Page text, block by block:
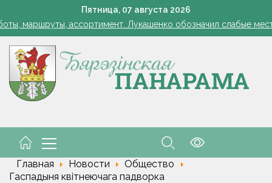
Пятница, 07 августа 2026
Лукашенко: я борюсь не за колхозы или совхозы - я борюсь
маршруты, ассортимент. Лукашенко обозначил слабые
1 стакан в ведро — тля и плодожорка бегут: Августовская
и средний бизнес приглашают к сотрудничеству с
Лукашенко: я борюсь не за колхозы или совхозы - я борюсь
Главная Новости
Общество
Гаспадыня квітнеючага падворка